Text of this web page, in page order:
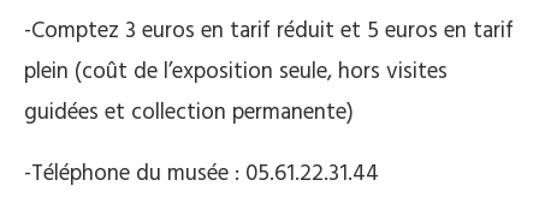
-Comptez 3 euros en tarif réduit et 5 euros en tarif
plein (coût de l’exposition seule, hors visites
guidées et collection permanente)
-Téléphone du musée : 05.61.22.31.44